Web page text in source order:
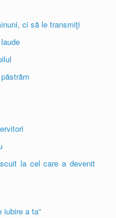
ci să le transmiţi
la cel care a devenit
iubire a ta”